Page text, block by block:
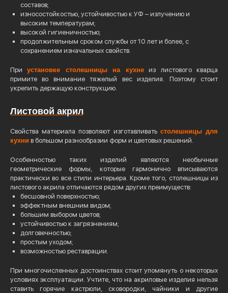
составов;
износостойкостью, устойчивостью к УФ – излучению и
высоким температурам;
высокой гигиеничностью;
продолжительным сроком службы от 10 лет и более, с
сохранением изначальных свойств.
Приустановке столешницы на кухнеиз листового кварца
примите во внимание тяжелый вес изделия. Поэтому стоит
укрепить держащую конструкцию.
Листовой акрил
Свойства материала позволяют изготавливать столешницы для
кухни в большом разнообразии форм и цветовых решений.
Особенностью таких изделий являются необычные
геометрические формы, которые гармонично вписываются
практически во все стили интерьера. Кроме того, столешницы из
листового акрила отличаются рядом других преимуществ:
бесшовной поверхностью;
эффектным внешним видом;
большим выбором цветов;
устойчивостью к загрязнениям;
долговечностью;
простым уходом;
возможностью реставрации.
При многочисленных достоинствах стоит упомянуть о некоторых
условиях эксплуатации. Учтите, что на акриловые изделия нельзя
ставить горячие кастрюли, сковородки, чайники и другие